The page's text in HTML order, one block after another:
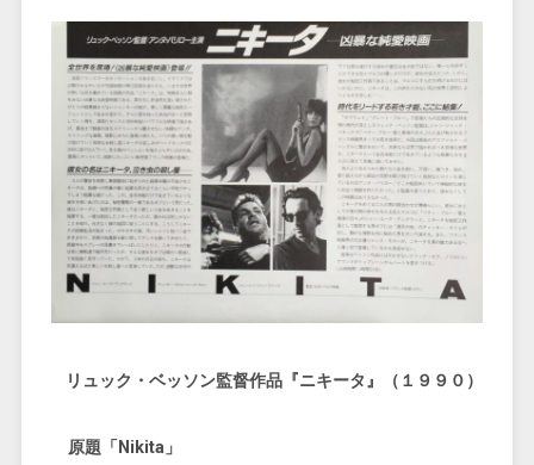
リュック・ベッソン監督作品『ニキータ』（１９９０）
原題「Nikita」